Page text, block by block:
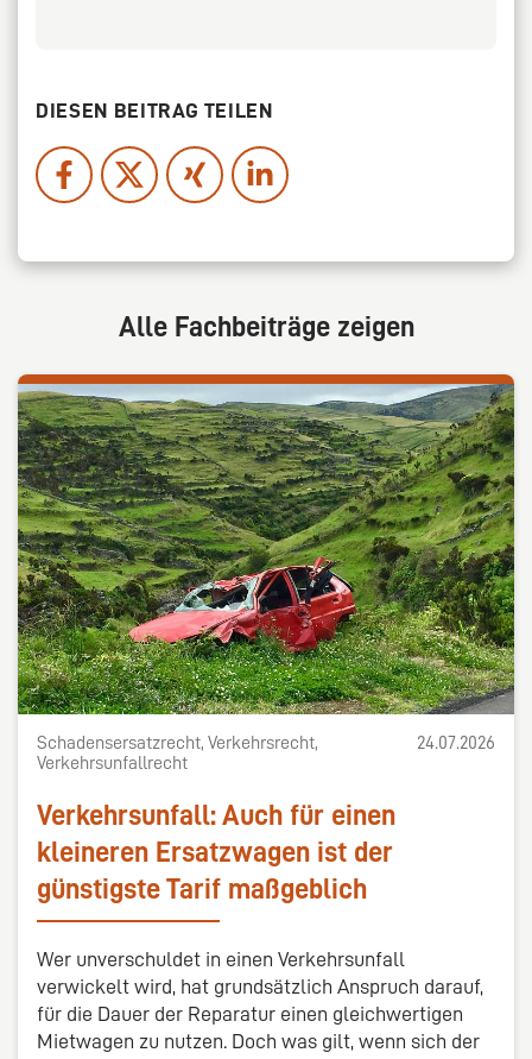
DIESEN BEITRAG TEILEN
Alle Fachbeiträge zeigen
Schadensersatzrecht, Verkehrsrecht,
Verkehrsunfallrecht
24.07.2026
Verkehrsunfall: Auch für einen
kleineren Ersatzwagen ist der
günstigste Tarif maßgeblich
Wer unverschuldet in einen Verkehrsunfall
verwickelt wird, hat grundsätzlich Anspruch darauf,
für die Dauer der Reparatur einen gleichwertigen
Mietwagen zu nutzen. Doch was gilt, wenn sich der